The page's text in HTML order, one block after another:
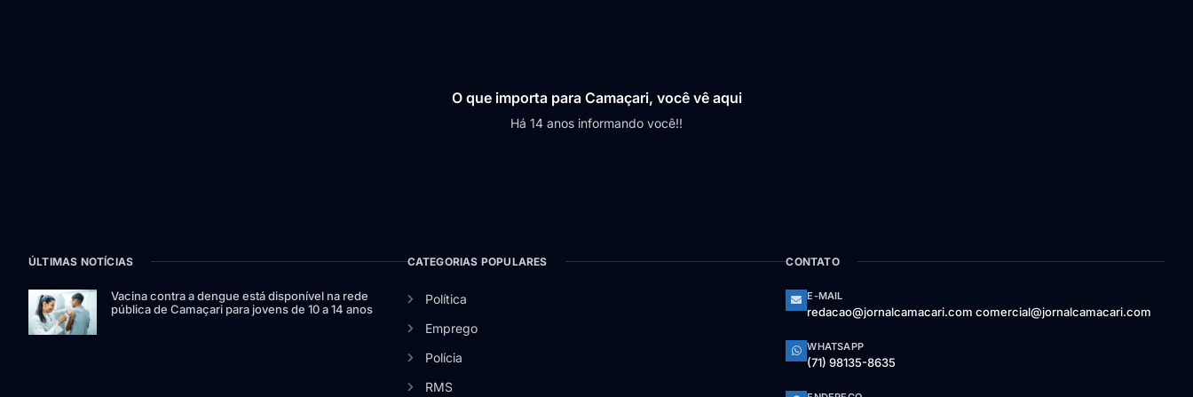
O que importa para Camaçari, você vê aqui
Há 14 anos informando você!!
ÚLTIMAS NOTÍCIAS
Vacina contra a dengue está disponível na rede
pública de Camaçari para jovens de 10 a 14 anos
CATEGORIAS POPULARES
Política
Emprego
Polícia
RMS
CONTATO
E-MAIL
redacao@jornalcamacari.com comercial@jornalcamacari.com
WHATSAPP
(71) 98135-8635